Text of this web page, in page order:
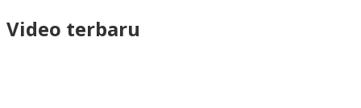
Video terbaru